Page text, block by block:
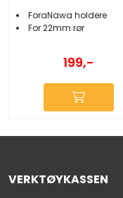
ForaNawa holdere
For 22mm rør
199,-
VERKTØYKASSEN